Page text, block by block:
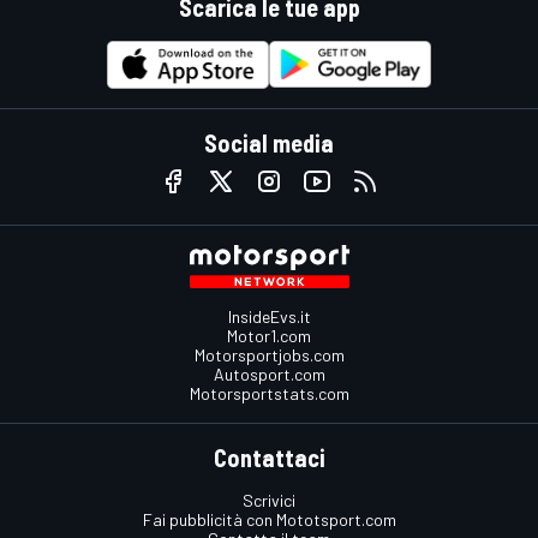
Scarica le tue app
Social media
InsideEvs.it
Motor1.com
Motorsportjobs.com
Autosport.com
Motorsportstats.com
Contattaci
Scrivici
Fai pubblicità con Mototsport.com